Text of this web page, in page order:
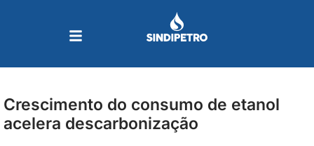
Crescimento do consumo de etanol
acelera descarbonização